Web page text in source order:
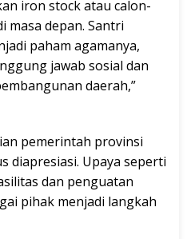
iron stock atau calon-
masa depan. Santri
paham agamanya,
jawab sosial dan
daerah,”
pemerintah provinsi
diapresiasi. Upaya seperti
dan penguatan
pihak menjadi langkah